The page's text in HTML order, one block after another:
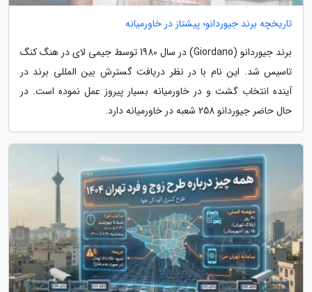
تاریخچه برند جیوردانو؛ پیشتاز در خاورمیانه
برند جیوردانو (Giordano) در سال 1980 توسط جیمی لای در هنگ کنگ
تاسیس شد. این نام با در نظر دریافت گسترش بین المللی برند در
آینده انتخاب گشت و در خاورمیانه بسیار پیروز عمل نموده است. در
حال حاضر جیوردانو 258 شعبه در خاورمیانه دارد.